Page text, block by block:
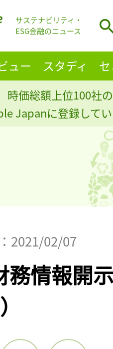
サステナビリティ・
ESG金融のニュース
ュー スタディ
時価総額上位100社
Japanに登録して
2021/02/07
務情報開